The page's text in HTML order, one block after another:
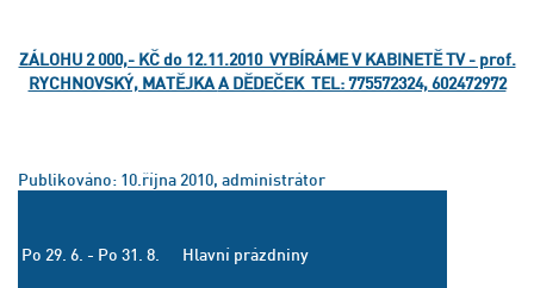
ZÁLOHU 2 000,- KČ do 12.11.2010 VYBÍRÁME V KABINETĚ TV - prof.
RYCHNOVSKÝ, MATĚJKAA DĚDEČEK TEL: 775572324, 602472972
Publikováno: 10.října 2010, administrátor
Po 29. 6. - Po 31. 8. Hlavní prázdniny